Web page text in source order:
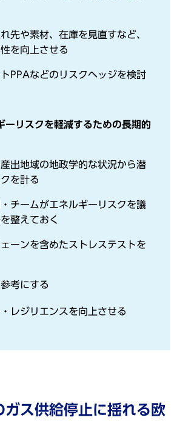
先や素材、在庫を⾒直すなど、
を向上させる
PPAなどのリスクヘッジを検討
ーリスクを軽減するための⻑期的
出地域の地政学的な状況から潜
を計る
チームがエネルギーリスクを議
整えておく
ーンを含めたストレステストを
考にする
レジリエンスを向上させる
ガス供給停⽌に揺れる欧